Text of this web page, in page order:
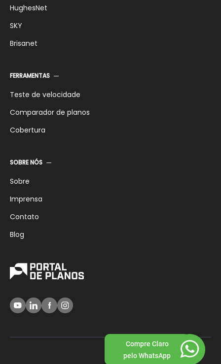
HughesNet
SKY
Brisanet
FERRAMENTAS
Teste de velocidade
Comparador de planos
Cobertura
SOBRE NÓS
Sobre
Imprensa
Contato
Blog
Compre Claro
pelo WhatsApp